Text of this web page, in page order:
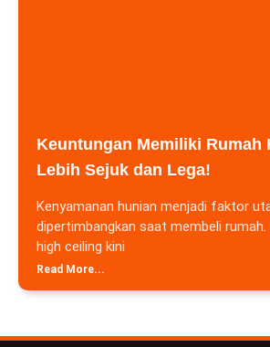
Keuntungan Memiliki Rumah
Lebih Sejuk dan Lega!
Kenyamanan hunian menjadi faktor
dipertimbangkan saat membeli
high ceiling kini
Read More...